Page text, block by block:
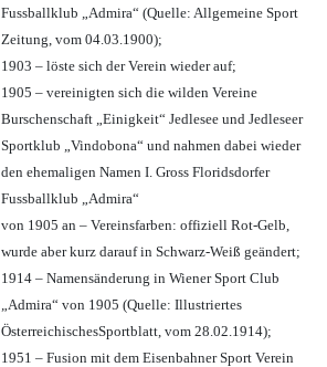
Fussballklub „Admira“ (Quelle: Allgemeine Sport
Zeitung, vom 04.03.1900);
1903 – löste sich der Verein wieder auf;
1905 – vereinigten sich die wilden Vereine
Burschenschaft „Einigkeit“ Jedlesee und Jedleseer
Sportklub „Vindobona“ und nahmen dabei wieder
den ehemaligen Namen I. Gross Floridsdorfer
Fussballklub „Admira“
von 1905 an – Vereinsfarben: offiziell Rot-Gelb,
wurde aber kurz darauf in Schwarz-Weiß geändert;
1914 – Namensänderung in Wiener Sport Club
„Admira“ von 1905 (Quelle: Illustriertes
ÖsterreichischesSportblatt, vom 28.02.1914);
1951 – Fusion mit dem Eisenbahner Sport Verein